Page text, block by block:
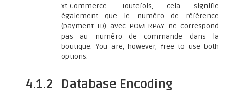
xt:Commerce. Toutefois, cela signifie
également que le numéro de référence
(payment ID) avec POWERPAY ne correspond
pas au numéro de commande dans la
boutique. You are, however, free to use both
options.
4.1.2 Database Encoding